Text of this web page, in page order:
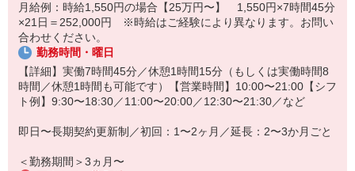
＜イチオシポイント＞
・週2日〜勤務OK！
・制服貸与あり
・給与前払いサービス利用可能
・今なら高時給！
・スポーツが好き・アウトドアが好きなスタッフ多数在籍中♪
アメリカブランドらしいオーセンティックなデザインが特徴のアパ
テニスウェアの枠を超えた、デイリーユースなセットアップやスウ
月給例：時給1,550円の場合【25万円〜】 1,550円×7時間45分
×21日＝252,000円 ※時給はご経験により異なります。お問い
合わせください。
勤務時間・曜日
【詳細】実働7時間45分／休憩1時間15分（もしくは実働時間8
時間／休憩1時間も可能です）【営業時間】10:00〜21:00【シフ
ト例】9:30〜18:30／11:00〜20:00／12:30〜21:30／など
即日〜長期契約更新制／初回：1〜2ヶ月／延長：2〜3か月ごと
＜勤務期間＞3ヵ月〜